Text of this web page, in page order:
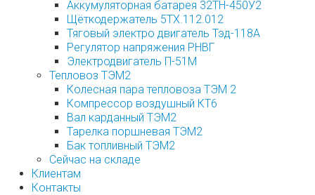
Аккумуляторная батарея 32ТН-450У2
Щёткодержатель 5ТХ.112.012
Тяговый электро двигатель Тэд-118А
Регулятор напряжения РНВГ
Электродвигатель П-51М
Тепловоз ТЭМ2
Колесная пара тепловоза ТЭМ 2
Компрессор воздушный КТ6
Вал карданный ТЭМ2
Тарелка поршневая ТЭМ2
Бак топливный ТЭМ2
Сейчас на складе
Клиентам
Контакты